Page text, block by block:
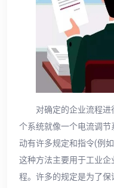
对确定的企业流程
个系统就像一个电流调
动有许多规定和指令(例
这种方法主要用于工业
程。许多的规定是为了保